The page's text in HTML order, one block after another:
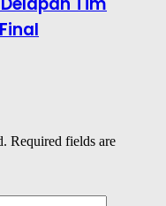
Required fields are